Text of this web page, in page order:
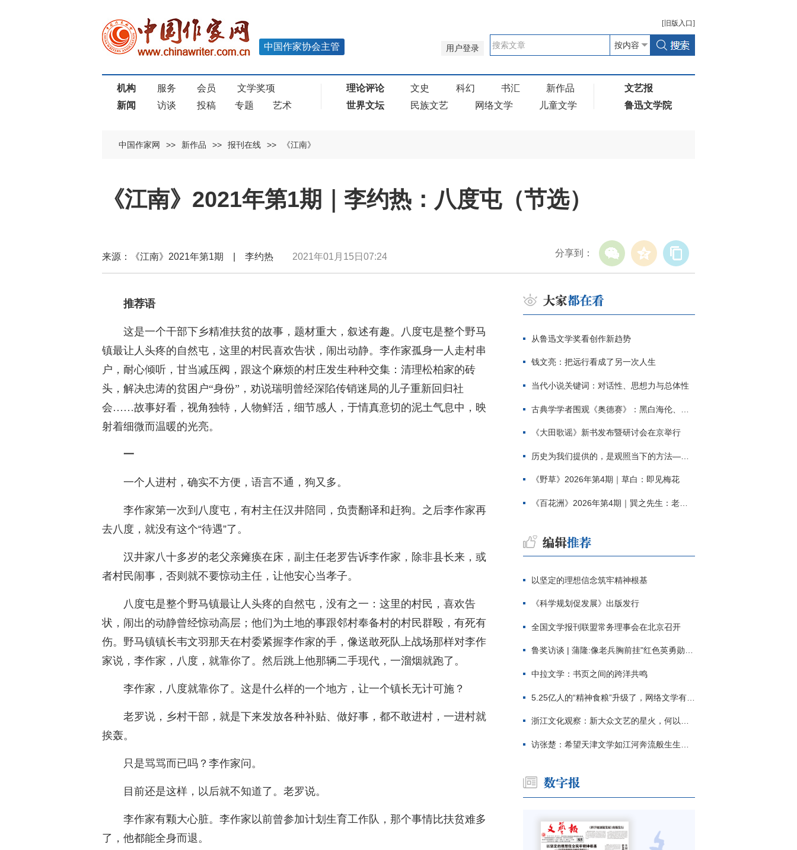
[ 旧版 入口]
用户登录
中国作家协会主管
机构 服务 会员
文学奖项
新闻
访谈 投稿 专题 艺术
理论评论 文史 科幻 书汇
新作品
世界文坛
民族文艺 网络文学 儿童文学
文艺报
鲁迅文学院
中国作家网 >> 新作品 >> 报刊在线 >> 《江南》
《江南》2021年第1期｜李约热：八度屯（节选）
分享到：
来源：《江南》2021年第1期 | 李约热 2021年01月15日07:24
推荐语
这是一个干部下乡精准扶贫的故事，题材重大，叙述有趣。八度屯是整个野马
镇最让人头疼的自然屯，这里的村民喜欢告状，闹出动静。李作家孤身一人走村串
户，耐心倾听，甘当减压阀，跟这个麻烦的村庄发生种种交集：清理松柏家的砖
头，解决忠涛的贫困户“身份”，劝说瑞明曾经深陷传销迷局的儿子重新回归社
会……故事好看，视角独特，人物鲜活，细节感人，于情真意切的泥土气息中，映
射着细微而温暖的光亮。
一
一个人进村，确实不方便，语言不通，狗又多。
李作家第一次到八度屯，有村主任汉井陪同，负责翻译和赶狗。之后李作家再
去八度，就没有这个“待遇”了。
汉井家八十多岁的老父亲瘫痪在床，副主任老罗告诉李作家，除非县长来，或
者村民闹事，否则就不要惊动主任，让他安心当孝子。
八度屯是整个野马镇最让人头疼的自然屯，没有之一：这里的村民，喜欢告
状，闹出的动静曾经惊动高层；他们为土地的事跟邻村奉备村的村民群殴，有死有
伤。野马镇镇长韦文羽那天在村委紧握李作家的手，像送敢死队上战场那样对李作
家说，李作家，八度，就靠你了。然后跳上他那辆二手现代，一溜烟就跑了。
李作家，八度就靠你了。这是什么样的一个地方，让一个镇长无计可施？
老罗说，乡村干部，就是下来发放各种补贴、做好事，都不敢进村，一进村就
挨轰。
只是骂骂而已吗？李作家问。
目前还是这样，以后就不知道了。老罗说。
李作家有颗大心脏。李作家以前曾参加计划生育工作队，那个事情比扶贫难多
了，他都能全身而退。
从鲁迅文学奖看创作新趋势
钱文亮：把远行看成了另一次人生
当代小说关键词：对话性、思想力与总体性
古典学学者围观《奥德赛》：黑白海伦、佩涅罗佩的别针与神秘入侵者
《大田歌谣》新书发布暨研讨会在京举行
历史为我们提供的，是观照当下的方法——历史题材非虚构写作多人谈
《野草》2026年第4期｜草白：即见梅花
《百花洲》2026年第4期｜巽之先生：老兵朱向前侧记三题
以坚定的理想信念筑牢精神根基
《科学规划促发展》出版发行
全国文学报刊联盟常务理事会在北京召开
鲁奖访谈 | 蒲隆:像老兵胸前挂"红色英勇勋章"
中拉文学：书页之间的跨洋共鸣
5.25亿人的“精神食粮”升级了，网络文学有了哪些新变化？
浙江文化观察：新大众文艺的星火，何以燎原？
访张楚：希望天津文学如江河奔流般生生不息